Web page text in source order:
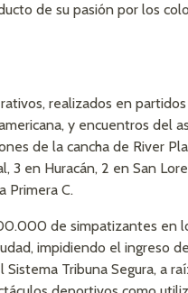
de su pasión por los
realizados en
y encuentros del
de la cancha de River
3 en Huracán, 2 en San
Primera C.
de simpatizantes en
impidiendo el ingreso
Tribuna Segura, a